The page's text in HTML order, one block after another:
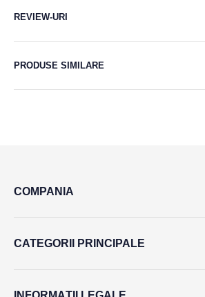
REVIEW-URI
PRODUSE SIMILARE
COMPANIA
CATEGORII PRINCIPALE